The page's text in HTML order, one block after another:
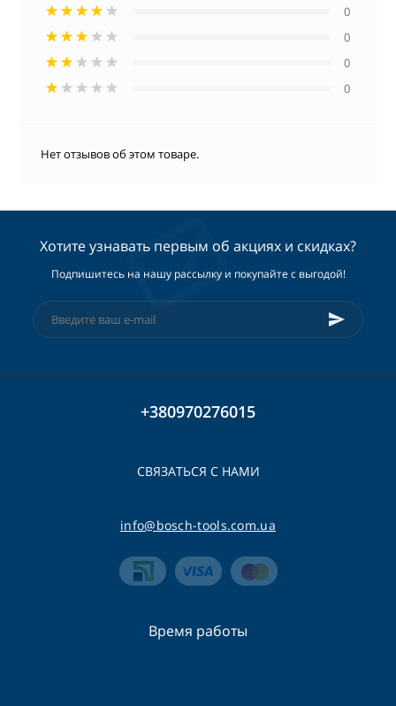
0
0
0
0
Нет отзывов об этом товаре.
Хотите узнавать первым об акциях и скидках?
Подпишитесь на нашу рассылку и покупайте с выгодой!
+380970276015
СВЯЗАТЬСЯ С НАМИ
info@bosch-tools.com.ua
Время работы